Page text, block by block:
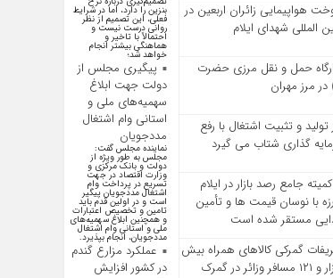
هواپیمایی زائران اربعین در
المللی شهدای ایلام
حمل‌ و نقل مرزی حضرت
مرز مهران
و تثبیت اشتغال با رفع
گذاری شتاب می‌ گیرد
جامع رصد بازار در ایلام
با نوسان قیمت‌ ها و تأمین
مستقر شده است
گمرکی کالاهای همراه بیش
از ۸۰۰ هزار و ۱۲۱ مسافر وزائر در گمرک
بنزین را دارد، اما در شرایط
فعلی، این تصمیم از نظر
روانی درست نیست و
احتمالاً با تاخیر و
هماهنگی بیشتر انجام
خواهد شد؛
پیگیری مجلس از
دولت جهت ابلاغ
سهمیه‌های ملی و
استانی وام اشتغال
مددجویان
نماینده مجلس گفت:
مجلس به طور ویژه از
دولت و بانک مرکزی و
وزارت اقتصاد در جهت
تسریع در پرداخت وام
اشتغال مددجویان پیگیر
است و در اولین قدم باید
تامین و تخصیص اعتبارات
و همچنین ابلاغ سهمیه‌های
ملی و استانی وام اشتغال
مددجویان، انجام بپذیرد.
عملکرد مزارع گندم
در کشور افزایش